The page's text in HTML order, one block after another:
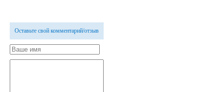
Оставьте свой комментарий/отзыв